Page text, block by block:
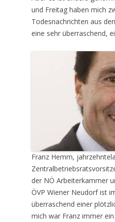
und Freitag haben mich
Todesnachrichten aus
eine sehr überraschend,
Franz Hemm,
der NÖ Arbeiterkammer
ÖVP Wiener Neudorf ist
überraschend einer
mich war Franz immer